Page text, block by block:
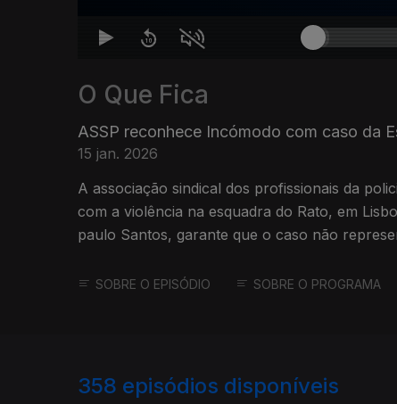
O Que Fica
ASSP reconhece Incómodo com caso da
15 jan. 2026
A associação sindical dos profissionais da
com a violência na esquadra do Rato, em
paulo Santos, garante que o caso não
SOBRE O EPISÓDIO SOBRE O PROGRAMA
358 episódios disponíveis